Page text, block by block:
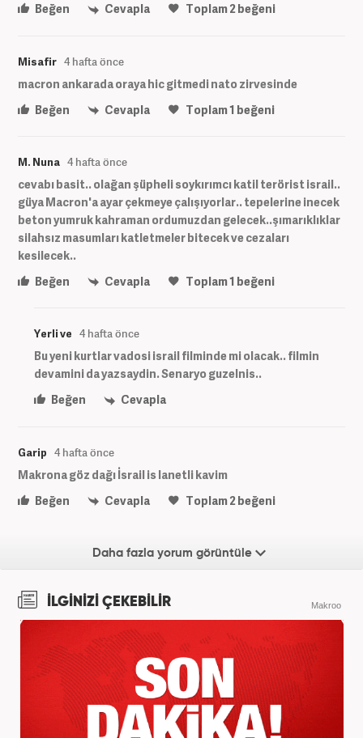
Beğen
Cevapla Toplam2beğeni
Misafir 4 hafta önce
macron ankarada oraya hic gitmedi nato zirvesinde
Beğen
Cevapla Toplam1 beğeni
M. Nuna 4 hafta önce
cevabı basit.. olağan şüpheli soykırımcı katil terörist israil..
güya Macron'a ayar çekmeye çalışıyorlar.. tepelerine inecek
beton yumruk kahraman ordumuzdan gelecek..şımarıklıklar
silahsız masumları katletmeler bitecek ve cezaları
kesilecek..
Beğen
Cevapla Toplam1 beğeni
Yerli ve 4 hafta önce
Bu yeni kurtlar vadosi israil filminde mi olacak.. filmin
devamini da yazsaydin. Senaryo guzelnis..
Beğen
Cevapla
Garip 4 hafta önce
Makrona göz dağı İsrail is lanetli kavim
Beğen
Cevapla Toplam2 beğeni
Daha fazla yorum görüntüle
İLGİNİZİ ÇEKEBİLİR Makroo